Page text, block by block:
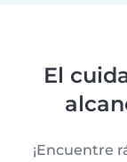
El
¡Encuentre